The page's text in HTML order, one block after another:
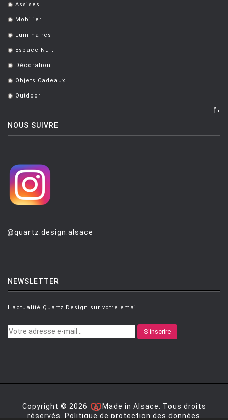
. Assises
. Mobilier
. Luminaires
. Espace Nuit
. Décoration
. Objets Cadeaux
. Outdoor
NOUS SUIVRE
@quartz.design.alsace
NEWSLETTER
L'actualité Quartz Design sur votre email.
S'inscrire
Copyright © 2026
Made in Alsace. Tous droits
réservés. Politique de protection des données